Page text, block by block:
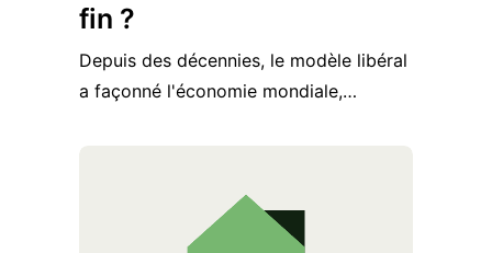
fin ?
Depuis des décennies, le modèle libéral
a façonné l'économie mondiale,…